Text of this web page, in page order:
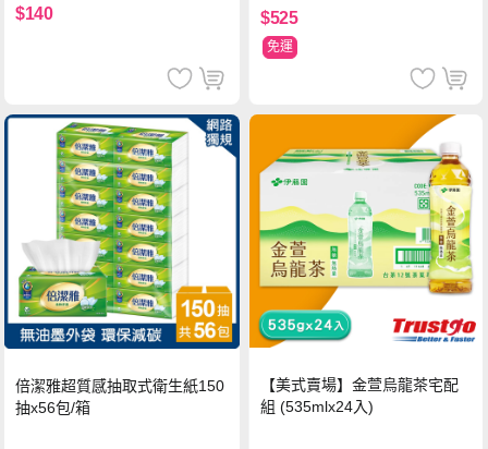
$140 $525
免運
倍潔雅超質感抽取式衛生紙150
抽x56包/箱
【美式賣場】金萱烏龍茶宅配
組 (535mlx24入)